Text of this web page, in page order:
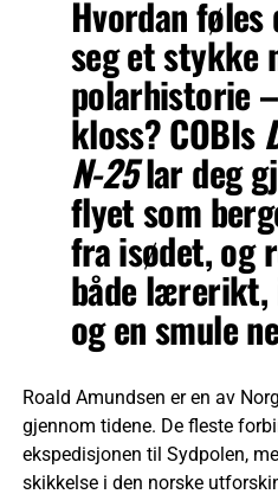
Hvordan føles
seg et stykke
polarhistorie
kloss? COBIs
N-25lar deg
flyet som
fra isødet, og
både lærerikt,
og en smule
Roald Amundsen er en av
gjennom tidene. De fleste
ekspedisjonen til Sydpolen,
skikkelse i den norske